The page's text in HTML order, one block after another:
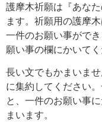
護摩木祈願は『あな
ます。 祈願用の護摩
一件のお願い事ができ
願い事の欄にかいてく
長い文でもかまいま
に集約してください。
と、一件のお願い事
まいます。